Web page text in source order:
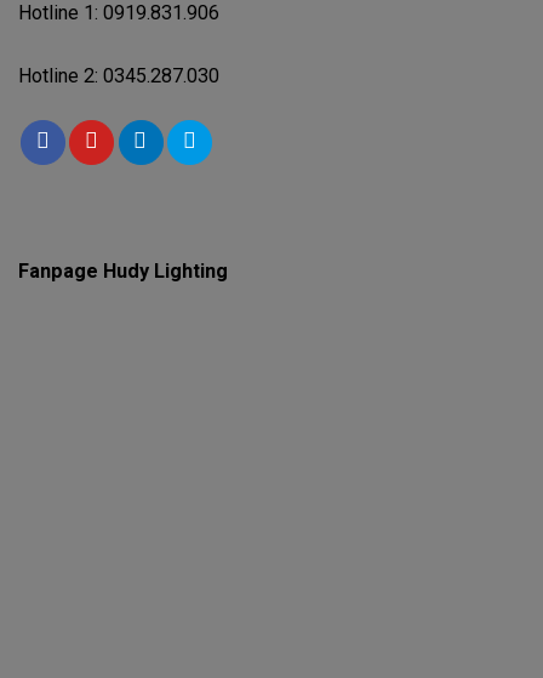
Hotline 1: 0919.831.906
Hotline 2: 0345.287.030
Fanpage Hudy Lighting